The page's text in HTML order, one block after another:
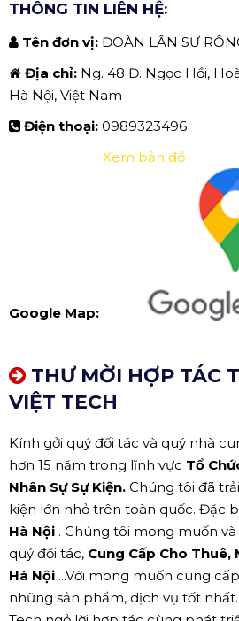
THÔNG TIN LIÊN HỆ:
Tên đơn vị: ĐOÀN LÂN SƯ
Địa chỉ: Ng. 48 Đ. Ngọc Hồi,
Hà Nội, Việt Nam
Điện thoại: 0989323496
Google Map:
Xem bản đồ
THƯ MỜI HỢP TÁC
VIỆT TECH
Kính gởi quý đối tác và quý nhà
hơn 15 năm trong lĩnh vực Tổ
Nhân Sự Sự Kiện. Chúng tôi đã
kiện lớn nhỏ trên toàn quốc. Đặc
Hà Nội . Chúng tôi mong muốn
quý đối tác, Cung Cấp Cho Thuê,
Hà Nội ...Với mong muốn cung
những sản phẩm, dịch vụ tốt